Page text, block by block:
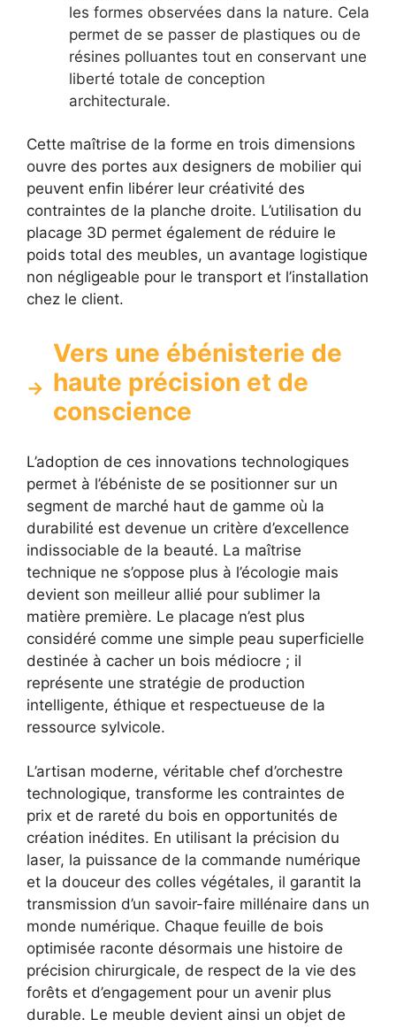
les formes observées dans la nature. Cela
permet de se passer de plastiques ou de
résines polluantes tout en conservant une
liberté totale de conception
architecturale.
Cette maîtrise de la forme en trois dimensions
ouvre des portes aux designers de mobilier qui
peuvent enfin libérer leur créativité des
contraintes de la planche droite. L’utilisation du
placage 3D permet également de réduire le
poids total des meubles, un avantage logistique
non négligeable pour le transport et l’installation
chez le client.
Vers une ébénisterie de
haute précision et de
conscience
L’adoption de ces innovations technologiques
permet à l’ébéniste de se positionner sur un
segment de marché haut de gamme où la
durabilité est devenue un critère d’excellence
indissociable de la beauté. La maîtrise
technique ne s’oppose plus à l’écologie mais
devient son meilleur allié pour sublimer la
matière première. Le placage n’est plus
considéré comme une simple peau superficielle
destinée à cacher un bois médiocre ; il
représente une stratégie de production
intelligente, éthique et respectueuse de la
ressource sylvicole.
L’artisan moderne, véritable chef d’orchestre
technologique, transforme les contraintes de
prix et de rareté du bois en opportunités de
création inédites. En utilisant la précision du
laser, la puissance de la commande numérique
et la douceur des colles végétales, il garantit la
transmission d’un savoir-faire millénaire dans un
monde numérique. Chaque feuille de bois
optimisée raconte désormais une histoire de
précision chirurgicale, de respect de la vie des
forêts et d’engagement pour un avenir plus
durable. Le meuble devient ainsi un objet de